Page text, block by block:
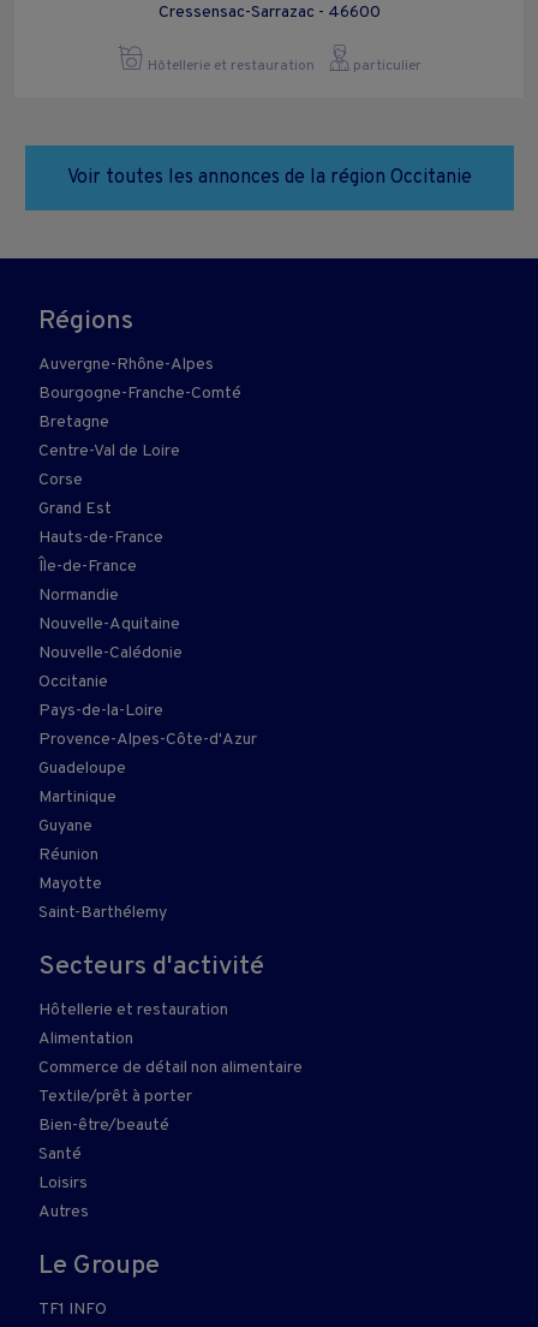
Cressensac-Sarrazac - 46600
Hôtellerie et restauration particulier
Voir toutes les annonces de la région Occitanie
Régions
Auvergne-Rhône-Alpes
Bourgogne-Franche-Comté
Bretagne
Centre-Val de Loire
Corse
Grand Est
Hauts-de-France
Île-de-France
Normandie
Nouvelle-Aquitaine
Nouvelle-Calédonie
Occitanie
Pays-de-la-Loire
Provence-Alpes-Côte-d'Azur
Guadeloupe
Martinique
Guyane
Réunion
Mayotte
Saint-Barthélemy
Secteurs d'activité
Hôtellerie et restauration
Alimentation
Commerce de détail non alimentaire
Textile/prêt à porter
Bien-être/beauté
Santé
Loisirs
Autres
Le Groupe
TF1 INFO